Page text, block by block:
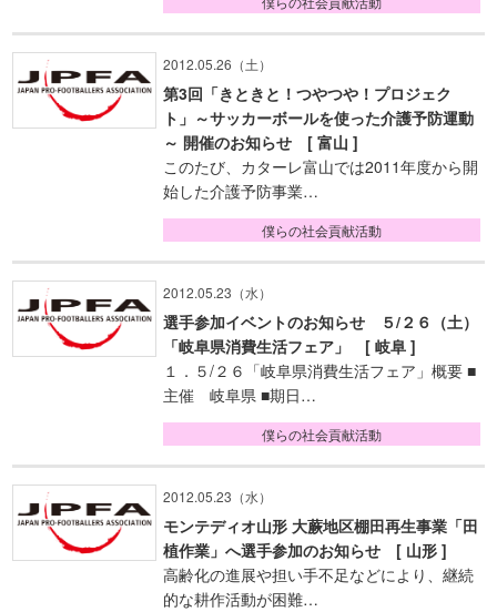
2012.05.26（土）
第3回「きときと！つやつや！プロジェク
ト」～サッカーボールを使った介護予防運動
～ 開催のお知らせ [ 富山 ]
このたび、カターレ富山では2011年度から開
始した介護予防事業…
僕らの社会貢献活動
2012.05.23（水）
選手参加イベントのお知らせ ５/２６（土）
「岐阜県消費生活フェア」 [ 岐阜 ]
１．５/２６「岐阜県消費生活フェア」概要 ■
主催 岐阜県 ■期日…
僕らの社会貢献活動
2012.05.23（水）
モンテディオ山形 大蕨地区棚田再生事業「田
植作業」へ選手参加のお知らせ [ 山形 ]
高齢化の進展や担い手不足などにより、継続
的な耕作活動が困難…